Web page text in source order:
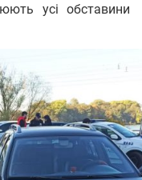
усі обставини